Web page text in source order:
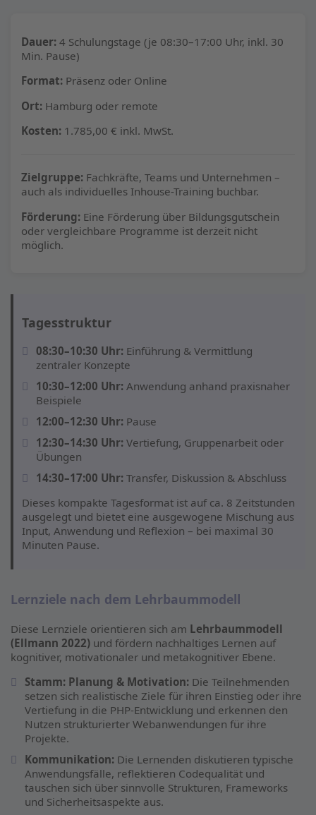
Dauer: 4 Schulungstage (je 08:30–17:00 Uhr, inkl. 30
Min. Pause)
Format: Präsenz oder Online
Ort: Hamburg oder remote
Kosten: 1.785,00 € inkl. MwSt.
Zielgruppe: Fachkräfte, Teams und Unternehmen –
auch als individuelles Inhouse-Training buchbar.
Förderung: Eine Förderung über Bildungsgutschein
oder vergleichbare Programme ist derzeit nicht
möglich.
Tagesstruktur
08:30–10:30 Uhr: Einführung & Vermittlung
zentraler Konzepte
10:30–12:00 Uhr: Anwendung anhand praxisnaher
Beispiele
12:00–12:30 Uhr: Pause
12:30–14:30 Uhr: Vertiefung, Gruppenarbeit oder
Übungen
14:30–17:00 Uhr: Transfer, Diskussion & Abschluss
Dieses kompakte Tagesformat ist auf ca. 8 Zeitstunden
ausgelegt und bietet eine ausgewogene Mischung aus
Input, Anwendung und Reflexion – bei maximal 30
Minuten Pause.
Lernziele nach dem Lehrbaummodell
Diese Lernziele orientieren sich am Lehrbaummodell
(Ellmann 2022) und fördern nachhaltiges Lernen auf
kognitiver, motivationaler und metakognitiver Ebene.
Stamm: Planung & Motivation: Die Teilnehmenden
setzen sich realistische Ziele für ihren Einstieg oder ihre
Vertiefung in die PHP-Entwicklung und erkennen den
Nutzen strukturierter Webanwendungen für ihre
Projekte.
Kommunikation: Die Lernenden diskutieren typische
Anwendungsfälle, reflektieren Codequalität und
tauschen sich über sinnvolle Strukturen, Frameworks
und Sicherheitsaspekte aus.